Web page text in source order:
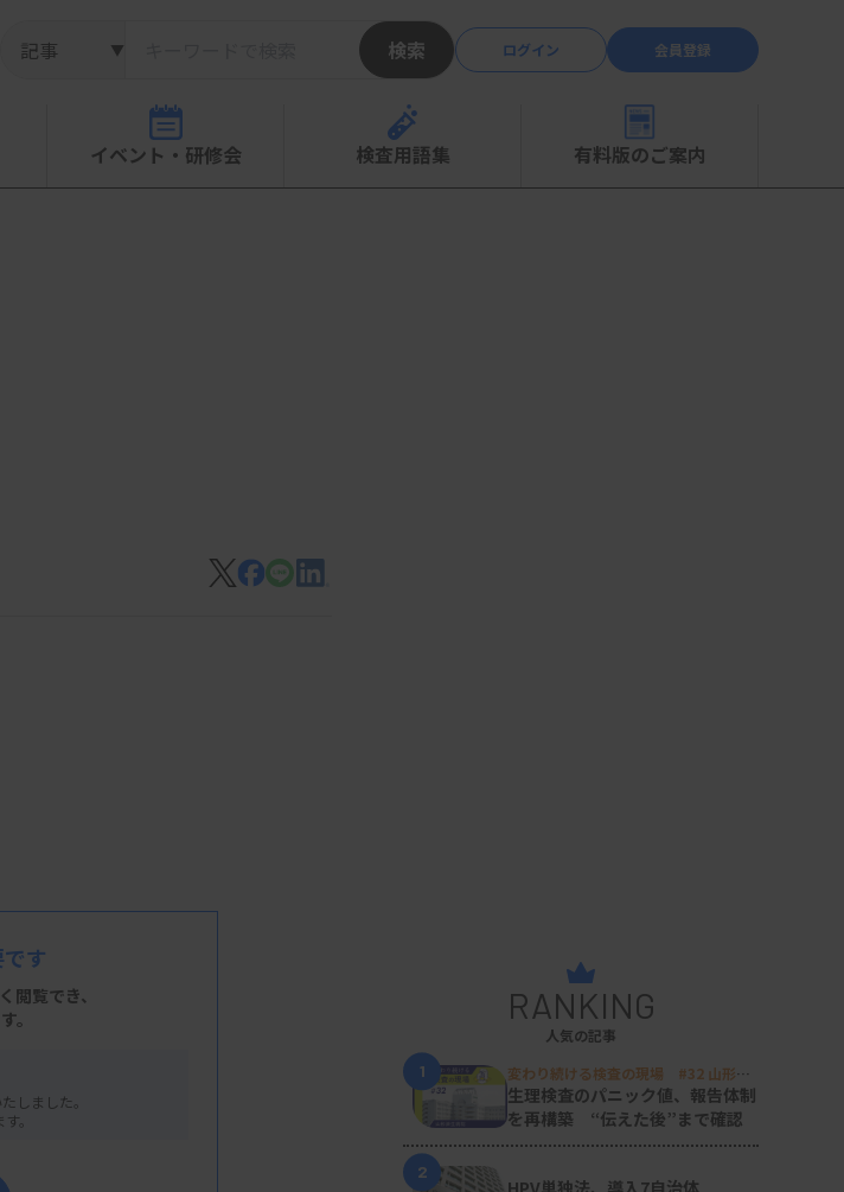
▼ 検索 ログイン 会員登録
イベント・研修会 検査用語集 有料版のご案内
です
閲覧でき、
。
しました。
。
RANKING
人気の記事
1
変わり続ける検査の現場 #32 山形済
生病院
生理検査のパニック値、報告体制
を再構築 “伝えた後”まで確認
2